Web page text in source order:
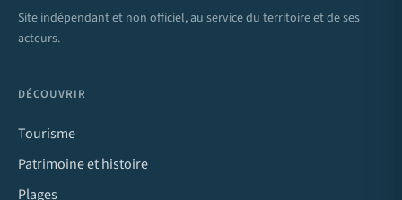
Site indépendant et non officiel, au service du territoire et de ses
acteurs.
DÉCOUVRIR
Tourisme
Patrimoine et histoire
Plages